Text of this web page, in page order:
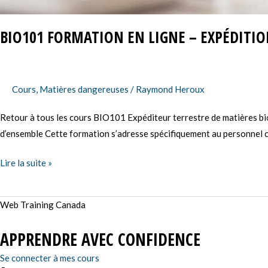
BIO101 FORMATION EN LIGNE –
Cours, Matières dangereuses / Raymond Heroux
Retour à tous les cours BIO101 Expéditeur terrestre de matières
d’ensemble Cette formation s’adresse spécifiquement au
Lire la suite »
Web Training Canada
APPRENDRE AVEC CONFIDENCE
Se connecter à mes cours